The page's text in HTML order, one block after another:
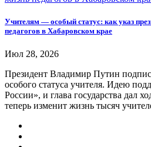
Учителям — особый статус: как указ
педагогов в Хабаровском крае
Июл 28, 2026
Президент Владимир Путин
особого статуса учителя. Идею
России», и глава государства дал
теперь изменит жизнь тысяч